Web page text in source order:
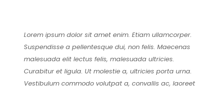
Lorem ipsum dolor sit amet enim. Etiam ullamcorper.
Suspendisse a pellentesque dui, non felis. Maecenas
malesuada elit lectus felis, malesuada ultricies.
Curabitur et ligula. Ut molestie a, ultricies porta urna.
Vestibulum commodo volutpat a, convallis ac, laoreet